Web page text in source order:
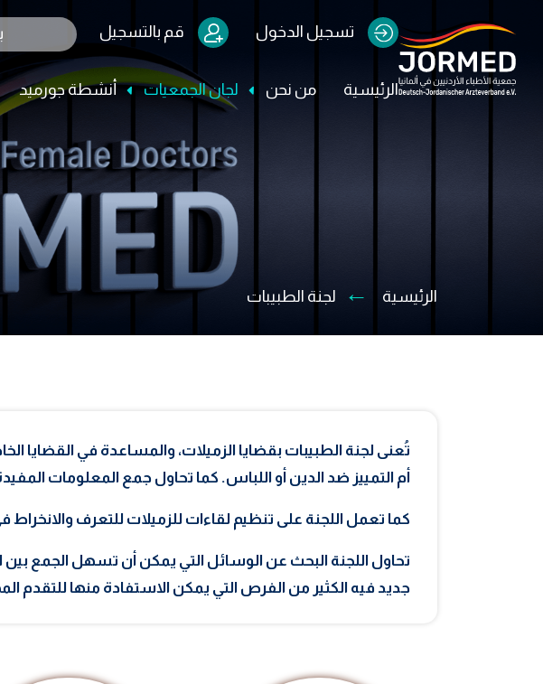
Users Menu
تسجيل الدخول قم بالتسجيل
Main navigation
الرئيسية من نحن لجان الجمعيات أنشطة جورميد
الرئيسية لجنة الطبيبات
تُعنى لجنة الطبيبات بقضايا الزميلات، والمساعدة في القضايا
أم التمييز ضد الدين أو اللباس. كما تحاول جمع المعلومات
كما تعمل اللجنة على تنظيم لقاءات للزميلات للتعرف والانخراط
تحاول اللجنة البحث عن الوسائل التي يمكن أن تسهل الجمع بين
جديد فيه الكثير من الفرص التي يمكن الاستفادة منها للتقدم